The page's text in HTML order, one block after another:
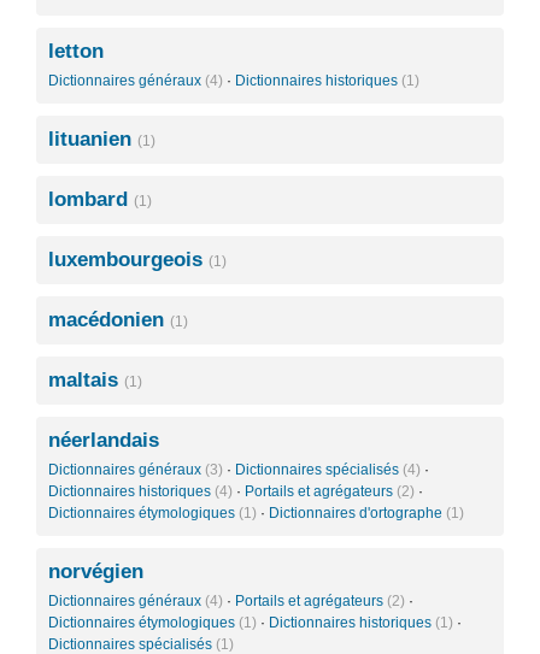
letton
Dictionnaires généraux (4) · Dictionnaires historiques (1)
lituanien (1)
lombard (1)
luxembourgeois (1)
macédonien (1)
maltais (1)
néerlandais
Dictionnaires généraux (3) · Dictionnaires spécialisés (4) ·
Dictionnaires historiques (4) · Portails et agrégateurs (2) ·
Dictionnaires étymologiques (1) · Dictionnaires d'ortographe (1)
norvégien
Dictionnaires généraux (4) · Portails et agrégateurs (2) ·
Dictionnaires étymologiques (1) · Dictionnaires historiques (1) ·
Dictionnaires spécialisés (1)